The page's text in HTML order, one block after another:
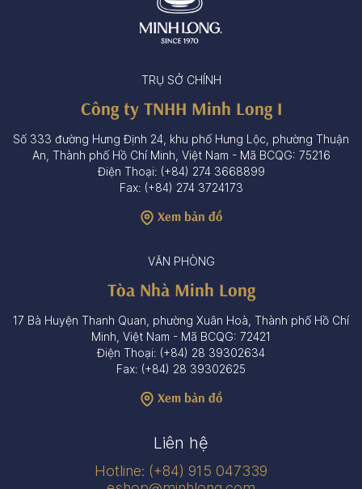
TRỤ SỞ CHÍNH
Công ty TNHH Minh Long I
Số 333 đường Hưng Định 24, khu phố Hưng Lộc, phường Thuận
An, Thành phố Hồ Chí Minh, Việt Nam - Mã BCQG: 75216
Điện Thoại: (+84) 274 3668899
Fax: (+84) 274 3724173
Xem bản đồ
VĂN PHÒNG
Tòa Nhà Minh Long
17 Bà Huyện Thanh Quan, phường Xuân Hoà, Thành phố Hồ Chí
Minh, Việt Nam - Mã BCQG: 72421
Điện Thoại: (+84) 28 39302634
Fax: (+84) 28 39302625
Xem bản đồ
Liên hệ
Hotline: (+84) 915 047339